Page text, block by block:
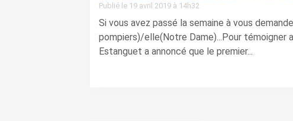
Publié le 19 avril 2019 à 14h32
Si vous avez passé la semaine à vous
pompiers)/elle(Notre Dame)...Pour témoigner
Estanguet a annoncé que le premier...